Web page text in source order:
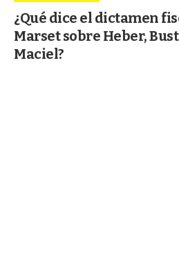
¿Qué dice el dictamen
Marset sobre Heber,
Maciel?